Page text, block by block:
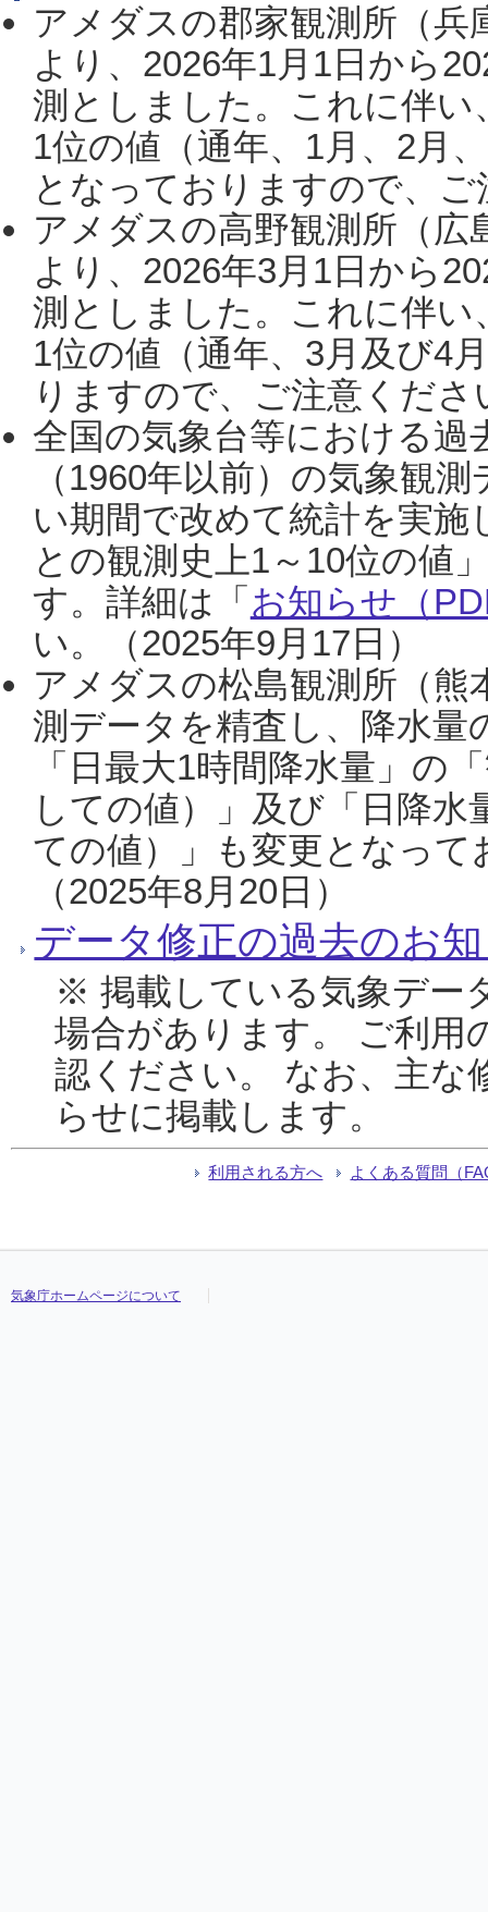
アメダスの郡家観測所（
より、2026年1月1日から
測としました。これに伴い
1位の値（通年、1月、2月
となっておりますので、
アメダスの高野観測所（
より、2026年3月1日から
測としました。これに伴い
1位の値（通年、3月及び4
りますので、ご注意くだ
全国の気象台等における過
（1960年以前）の気象観
い期間で改めて統計を実
との観測史上1～10位の値
す。詳細は「 お知らせ（
い。（2025年9月17日）
アメダスの松島観測所（熊
測データを精査し、降水
「日最大1時間降水量」の
しての値）」及び「日降
ての値）」も変更となっ
（2025年8月20日）
データ修正の過去のお
※ 掲載している気象デー
場合があります。 ご利用
認ください。 なお、主な
らせに掲載します。
利用される方へ よくある質問（
気象庁ホームページについて